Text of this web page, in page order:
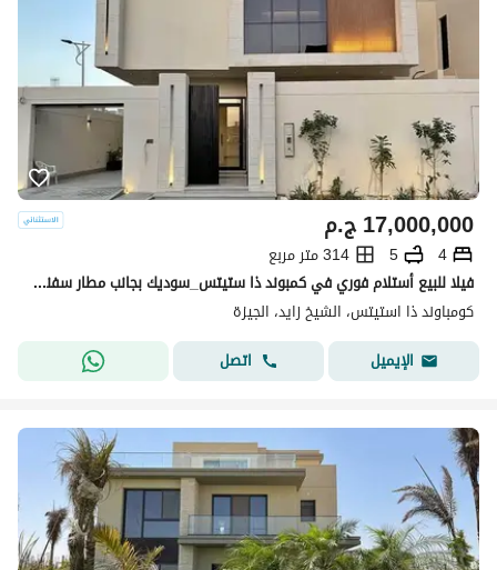
ج.م17,000,000
4
5
314 متر مربع
فيلا للبيع أستلام فوري في كمبوند ذا ستيتس_سوديك بجانب مطار سفنكس
كومباوند ذا استيتس، الشيخ زايد، الجيزة
الإيميل
اتصل